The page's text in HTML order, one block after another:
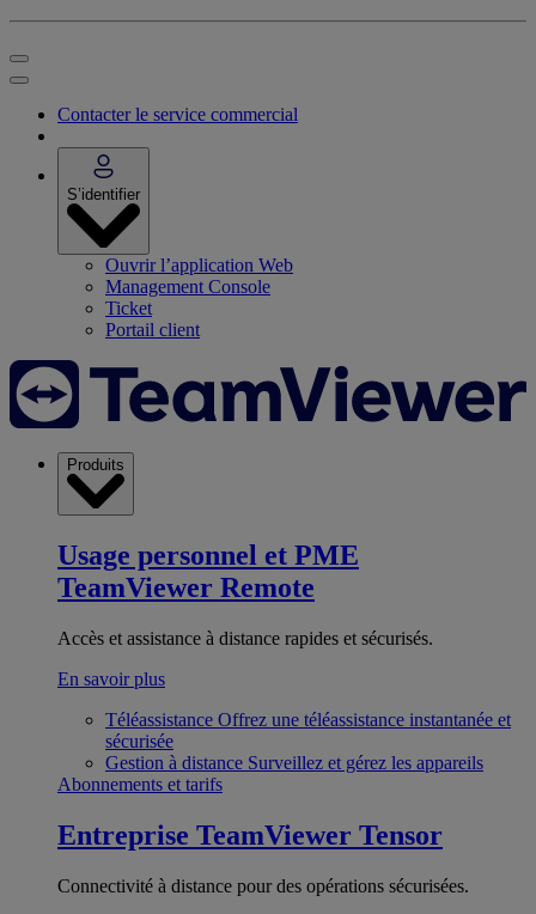
Contacter le service commercial
S’identifier
Ouvrir l’application Web
Management Console
Ticket
Portail client
Produits
Usage personnel et PME
TeamViewer Remote
Accès et assistance à distance rapides et sécurisés.
En savoir plus
Téléassistance Offrez une téléassistance instantanée et
sécurisée
Gestion à distance Surveillez et gérez les appareils
Abonnements et tarifs
Entreprise TeamViewer Tensor
Connectivité à distance pour des opérations sécurisées.